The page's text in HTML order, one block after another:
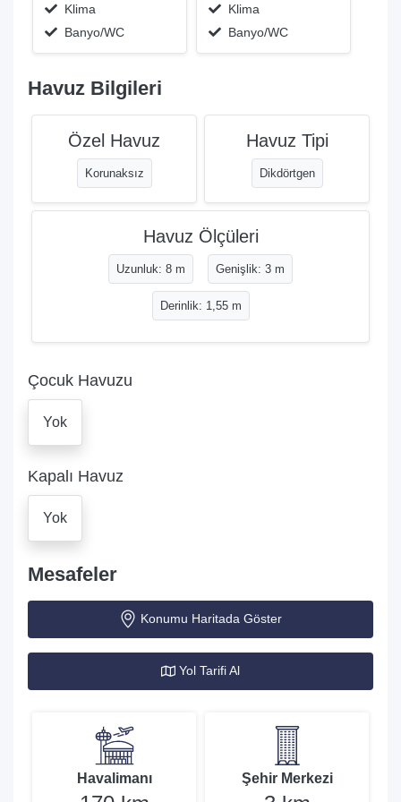
Klima
Banyo/WC
Klima
Banyo/WC
Havuz Bilgileri
Özel Havuz
Korunaksız
Havuz Tipi
Dikdörtgen
Havuz Ölçüleri
Uzunluk: 8 m Genişlik: 3 m
Derinlik: 1,55 m
Çocuk Havuzu
Yok
Kapalı Havuz
Yok
Mesafeler
Konumu Haritada Göster
Yol Tarifi Al
Havalimanı Şehir Merkezi